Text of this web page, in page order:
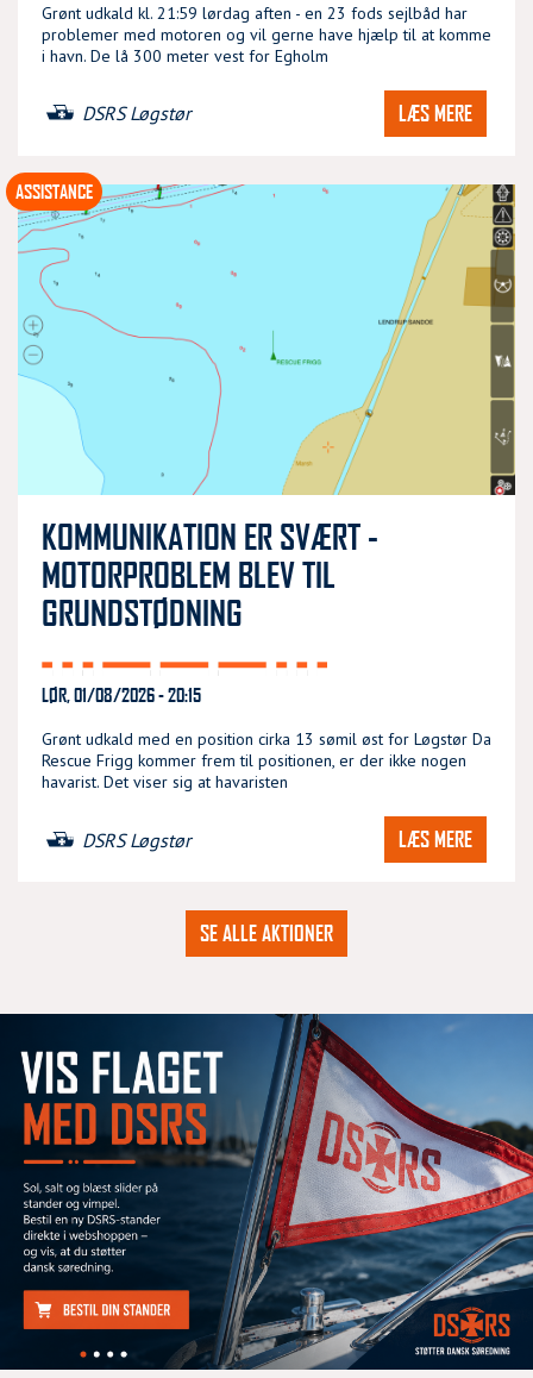
Grønt udkald kl. 21:59 lørdag aften - en 23 fods sejlbåd har
problemer med motoren og vil gerne have hjælp til at komme
i havn. De lå 300 meter vest for Egholm
DSRS Løgstør LÆS MERE
KOMMUNIKATION ER SVÆRT -
MOTORPROBLEM BLEV TIL
GRUNDSTØDNING
LØR, 01/08/2026 - 20:15
Grønt udkald med en position cirka 13 sømil øst for Løgstør Da
Rescue Frigg kommer frem til positionen, er der ikke nogen
havarist. Det viser sig at havaristen
DSRS Løgstør LÆS MERE
ASSISTANCE
SE ALLE AKTIONER